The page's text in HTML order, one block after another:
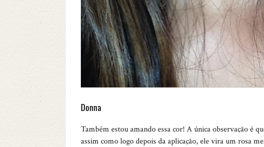
Donna
Também estou amando essa cor! A única observação é
assim como logo depois da aplicação, ele vira um rosa